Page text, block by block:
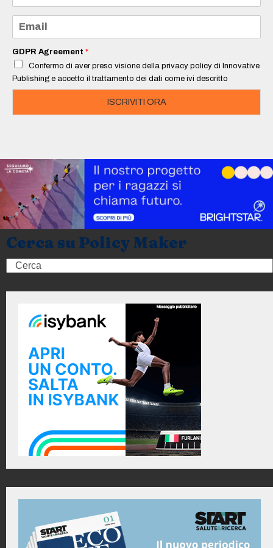
m
e
a
i
*
GDPR Agreement *
Confermo di aver preso visione della privacy policy di Innovative
Publishing e accetto il trattamento dei dati come ivi descritto
ISCRIVITI ORA
Cerca su Policy Maker
Search